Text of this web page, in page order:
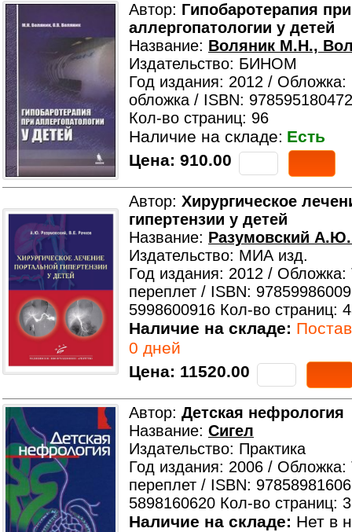
Автор: Гипобаротерапия при
аллергопатологии у детей
Название: Воляник М.Н.,
Издательство: БИНОМ
Год издания: 2012 / Обложка:
обложка / ISBN:
Кол-во страниц: 96
Наличие на складе: Есть
Цена: 910.00
Автор: Хирургическое
гипертензии у детей
Название: Разумовский
Издательство: МИА изд.
Год издания: 2012 /
переплет / ISBN:
5998600916 Кол-во страниц:
Наличие на складе:
0 дней
Цена: 11520.00
Автор: Детская нефрология
Название: Сигел
Издательство: Практика
Год издания: 2006 /
переплет / ISBN:
5898160620 Кол-во страниц:
Наличие на складе: Нет в